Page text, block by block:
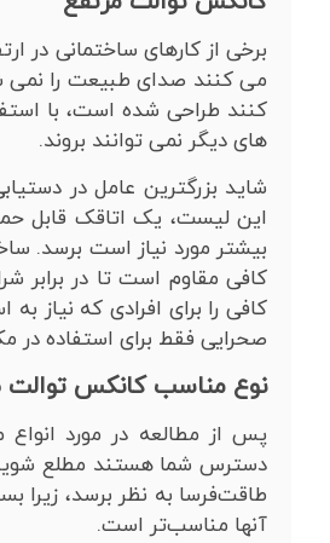
برخی از کارهای ساختمانی در
می کنند صدای طبیعت را نمی
کنند طراحی شده است، با
های دیگر نمی توانند بروند.
شاید بزرگترین عامل در
این لیست، یک اتاقک قابل
بیشتر مورد نیاز است برسد.
کافی مقاوم است تا در
کافی را برای افرادی که نیاز
صحرایی فقط برای استفاده در
نوع مناسب کانکس توالت
پس از مطالعه در مورد
دسترس شما هستند مطلع
طاقت‌فرسا به نظر برسد، زیرا
آنها مناسب‌تر است.